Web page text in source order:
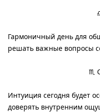
Гармоничный день для
решать важные вопросы
♏
Интуиция сегодня будет
доверять внутренним